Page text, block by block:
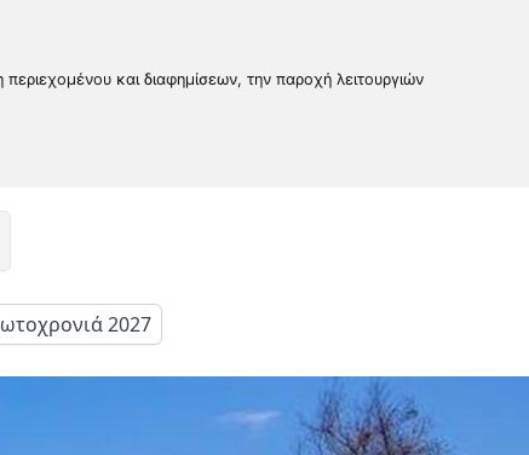
και διαφημίσεων, την παροχή λειτουργιών
2027